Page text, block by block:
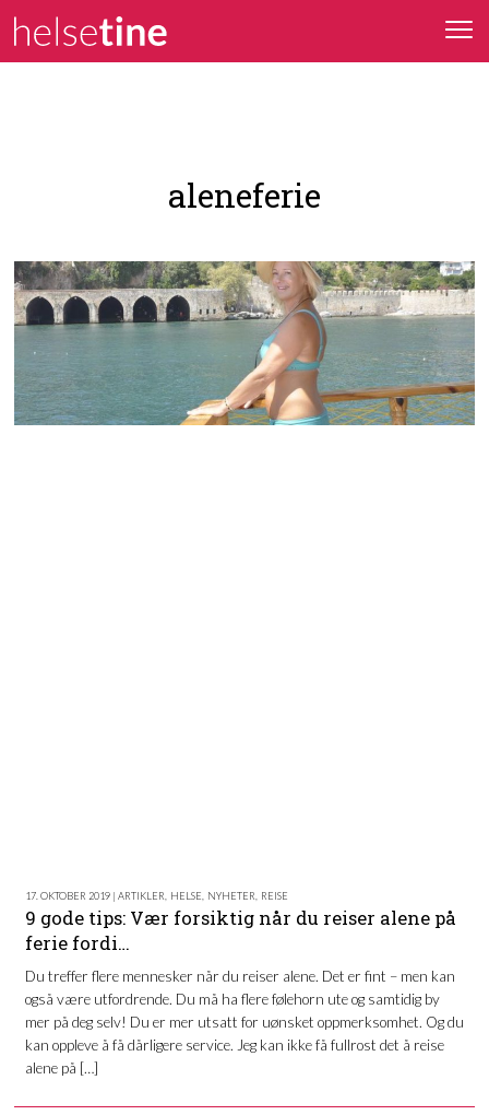
aleneferie
17. OKTOBER 2019 | ARTIKLER HELSE NYHETER REISE
9 gode tips: Vær forsiktig når du reiser alene på
ferie fordi…
Du treffer flere mennesker når du reiser alene. Det er fint – men kan
også være utfordrende. Du må ha flere følehorn ute og samtidig by
mer på deg selv! Du er mer utsatt for uønsket oppmerksomhet. Og du
kan oppleve å få dårligere service. Jeg kan ikke få fullrost det å reise
alene på […]